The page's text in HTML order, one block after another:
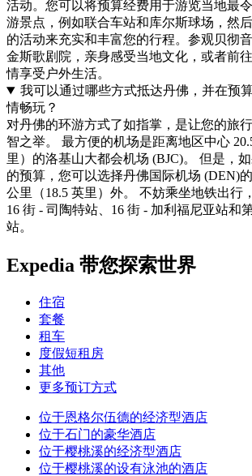
活动。您可以将预算经费用于游览当地最
游景点，例如联合车站和库尔斯球场，然
的活动来充实和丰富您的行程。参观贝彻
金斯歌剧院，亲身感受当地文化，或者前
情享受户外生活。
我可以通过哪些方式抵达丹佛，并在预
情畅玩？
对丹佛的环游方式了如指掌，是让您的旅
智之举。 最方便的机场是距离地区中心
里）的洛基山大都会机场 (BJC)。 但是，
的预算，您可以选择丹佛国际机场 (DEN)
公里（18.5 英里）外。 不妨乘坐地铁出行
16 街 - 司陶特站、16 街 - 加利福尼亚站和
站。
Expedia 带您探索世界
住宿
套餐
租车
度假短租房
其他
更多预订方式
位于恩格尔伍德的经济型酒店
位于石门的豪华酒店
位于樱桃溪的经济型酒店
位于樱桃溪的设有泳池的酒店